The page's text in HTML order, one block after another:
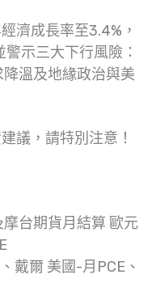
濟成長率至3.4%，
示三大下行風險：
溫及地緣政治與美
議，請特別注意！
台期貨月結算 歐元
戴爾 美國-月PCE、